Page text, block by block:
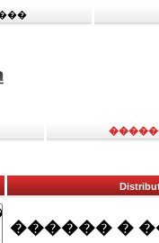
������ �